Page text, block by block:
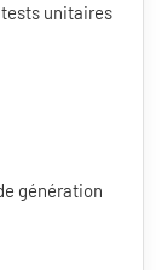
unitaires
génération